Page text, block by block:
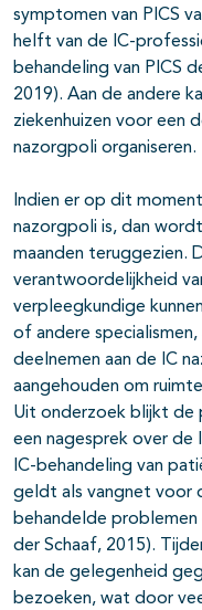
symptomen van PICS
helft van de IC-
behandeling van PICS
2019). Aan de andere
ziekenhuizen voor een
nazorgpoli organiseren.
Indien er op dit
nazorgpoli is, dan
maanden teruggezien.
verantwoordelijkheid
verpleegkundige
of andere
deelnemen aan de IC
aangehouden om
Uit onderzoek blijkt de
een nagesprek over
IC-behandeling van
geldt als vangnet voor
behandelde problemen
der Schaaf, 2015).
kan de gelegenheid
bezoeken, wat door